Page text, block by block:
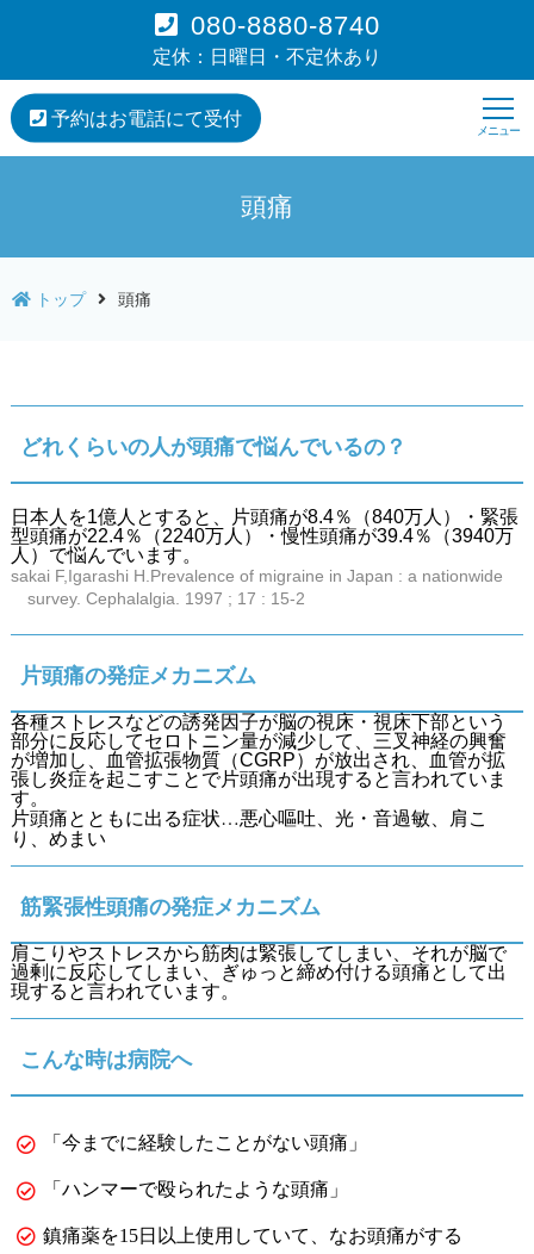
080-8880-8740
定休：日曜日・不定休あり
予約はお電話にて受付
頭痛
トップ 頭痛
どれくらいの人が頭痛で悩んでいるの？
日本人を1億人とすると、片頭痛が8.4％（840万人）・緊張
型頭痛が22.4％（2240万人）・慢性頭痛が39.4％（3940万
人）で悩んでいます。
sakai F,Igarashi H.Prevalence of migraine in Japan : a nationwide
survey. Cephalalgia. 1997 ; 17 : 15-2
片頭痛の発症メカニズム
各種ストレスなどの誘発因子が脳の視床・視床下部という
部分に反応してセロトニン量が減少して、三叉神経の興奮
が増加し、血管拡張物質（CGRP）が放出され、血管が拡
張し炎症を起こすことで片頭痛が出現すると言われていま
す。
片頭痛とともに出る症状…悪心嘔吐、光・音過敏、肩こ
り、めまい
筋緊張性頭痛の発症メカニズム
肩こりやストレスから筋肉は緊張してしまい、それが脳で
過剰に反応してしまい、ぎゅっと締め付ける頭痛として出
現すると言われています。
こんな時は病院へ
「今までに経験したことがない頭痛」
「ハンマーで殴られたような頭痛」
鎮痛薬を15日以上使用していて、なお頭痛がする